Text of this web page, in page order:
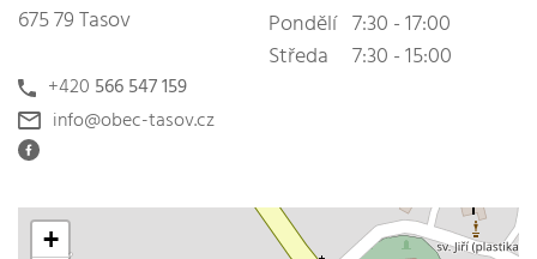
675 79 Tasov
+420 566 547 159
info@obec-tasov.cz
Pondělí 7:30 - 17:00
Středa
7:30 - 15:00
+